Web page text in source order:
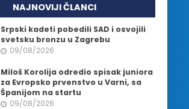
NAJNOVIJI ČLANCI
Srpski kadeti pobedili SAD i osvojili
svetsku bronzu u Zagrebu
09/08/2026
Miloš Korolija odredio spisak juniora
za Evropsko prvenstvo u Varni, sa
Španijom na startu
09/08/2026